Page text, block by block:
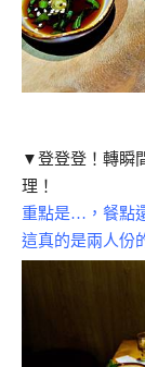
▼登登登！轉瞬
理！
重點是…，餐點
這真的是兩人份